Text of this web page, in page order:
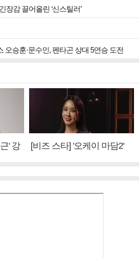
장감 끌어올린 ‘신스틸러’
오승훈·문수인, 펜타곤 상대 5연승 도전
' 강
[비즈 스타] '오케이 마담2'